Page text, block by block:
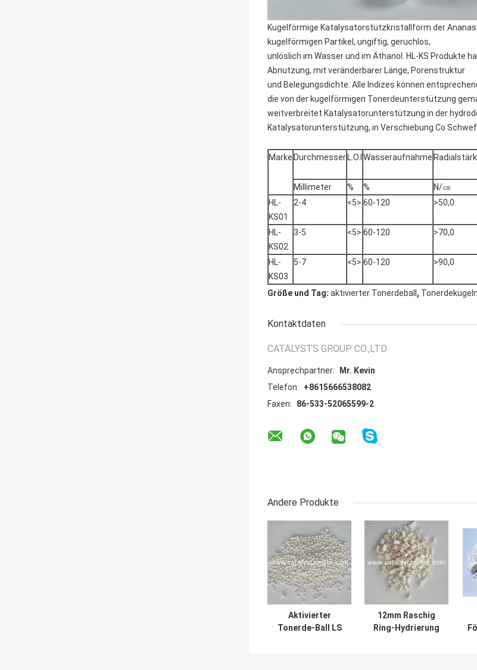
Kugelförmige Katalysatorstützkristallform der
kugelförmigen Partikel, ungiftig, geruchlos,
unlöslich im Wasser und im Äthanol. HL-KS Produkte
Abnutzung, mit veränderbarer Länge, Porenstruktur
und Belegungsdichte. Alle Indizes können
die von der kugelförmigen Tonerdeunterstützung
weitverbreitet Katalysatorunterstützung in der
Katalysatorunterstützung, in Verschiebung Co
Marke Durchmesser L.O.I Wasseraufnahme
Millimeter % % N/㎝
HL-
KS01
2-4 <5> 60-120 >50,0
HL-
KS02
3-5 <5> 60-120 >70,0
HL-
KS03
5-7 <5> 60-120 >90,0
Größe und Tag: aktivierter Tonerdeball , Tonerdekugeln
Kontaktdaten
CATALYSTS GROUP CO.,LTD
Ansprechpartner:
Mr. Kevin
Telefon:
+8615666538082
Faxen:
86-533-52065599-2
Andere Produkte
Aktivierter
Tonerde-Ball LS
12mm Raschig
Ring-Hydrierung